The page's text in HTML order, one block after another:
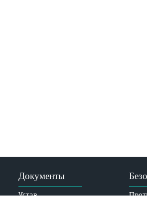
Документы
Устав